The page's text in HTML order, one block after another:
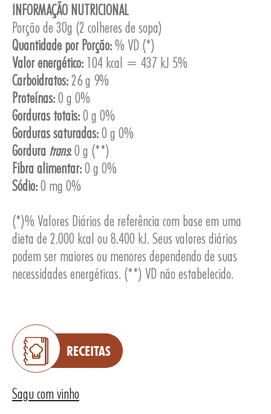
INFORMAÇÃO NUTRICIONAL
Porção de 30g (2 colheres de sopa)
Quantidade por Porção:% VD (*)
Valor energético: 104 kcal = 437 kJ 5%
Carboidratos:26 g 9%
Proteínas:0 g 0%
Gorduras totais:0 g 0%
Gorduras saturadas:0 g 0%
Gordura trans:0 g (**)
Fibra alimentar:0 g 0%
Sódio:0 mg 0%
(*)% Valores Diários de referência com base em uma
dieta de 2.000 kcal ou 8.400 kJ. Seus valores diários
podem ser maiores ou menores dependendo de suas
necessidades energéticas. (**) VD não estabelecido.
RECEITAS
Sagu com vinho